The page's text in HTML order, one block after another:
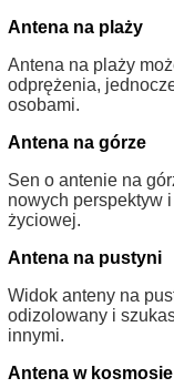
Antena na plaży
Antena na plaży
odprężenia,
osobami.
Antena na górze
Sen o antenie na
nowych perspektyw
życiowej.
Antena na pustyni
Widok anteny na
odizolowany i
innymi.
Antena w kosmosie